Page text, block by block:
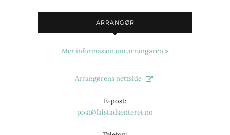
ARRANGØR
Mer informasjon om arrangøren »
Arrangørens nettside
E-post:
post@falstadsenteret.no